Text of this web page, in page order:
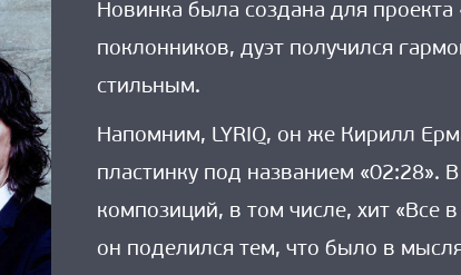
LYRIQ
рассказали
Новинка была создана для
поклонников, дуэт получился
стильным.
Напомним, LYRIQ, он же Кирилл
пластинку под названием «02:28».
композиций, в том числе, хит «Все
он поделился тем, что было в